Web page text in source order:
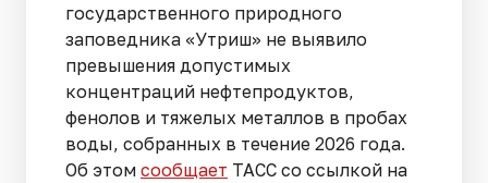
государственного природного
заповедника «Утриш» не выявило
превышения допустимых
концентраций нефтепродуктов,
фенолов и тяжелых металлов в пробах
воды, собранных в течение 2026 года.
Об этом сообщает ТАСС со ссылкой на